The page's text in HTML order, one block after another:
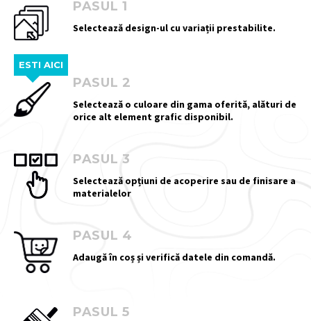
PASUL 1
Selectează design-ul cu variații prestabilite.
ESTI AICI
PASUL 2
Selectează o culoare din gama oferită, alături de
orice alt element grafic disponibil.
PASUL 3
Selectează opțiuni de acoperire sau de finisare a
materialelor
PASUL 4
Adaugă în coș și verifică datele din comandă.
PASUL 5